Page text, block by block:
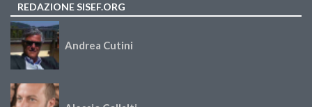
REDAZIONE SISEF.ORG
Andrea Cutini